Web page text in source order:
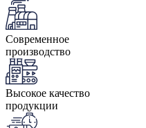
Современное
производство
Высокое качество
продукции